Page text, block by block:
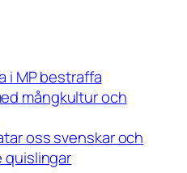
i MP bestraffa
mångkultur och
oss svenskar och
quislingar